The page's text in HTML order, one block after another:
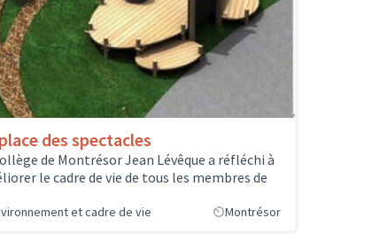
des spectacles
de Montrésor Jean Lévêque a réfléchi à
le cadre de vie de tous les membres de
et cadre de vie Montrésor